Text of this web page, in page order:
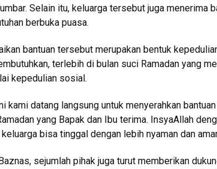
Selain itu, keluarga tersebut juga menerima
berbuka puasa.
bantuan tersebut merupakan bentuk
terlebih di bulan suci Ramadan yang
kepedulian sosial.
kami datang langsung untuk menyerahkan
yang Bapak dan Ibu terima. InsyaAllah
bisa tinggal dengan lebih nyaman dan
sejumlah pihak juga turut memberikan